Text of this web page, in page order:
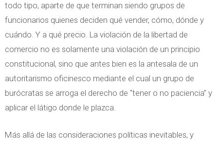
todo tipo, aparte de que terminan siendo grupos de
funcionarios quienes deciden qué vender, cómo, dónde y
cuándo. Y a qué precio. La violación de la libertad de
comercio no es solamente una violación de un principio
constitucional, sino que antes bien es la antesala de un
autoritarismo oficinesco mediante el cual un grupo de
burócratas se arroga el derecho de “tener o no paciencia” y
aplicar el látigo donde le plazca.
Más allá de las consideraciones políticas inevitables, y